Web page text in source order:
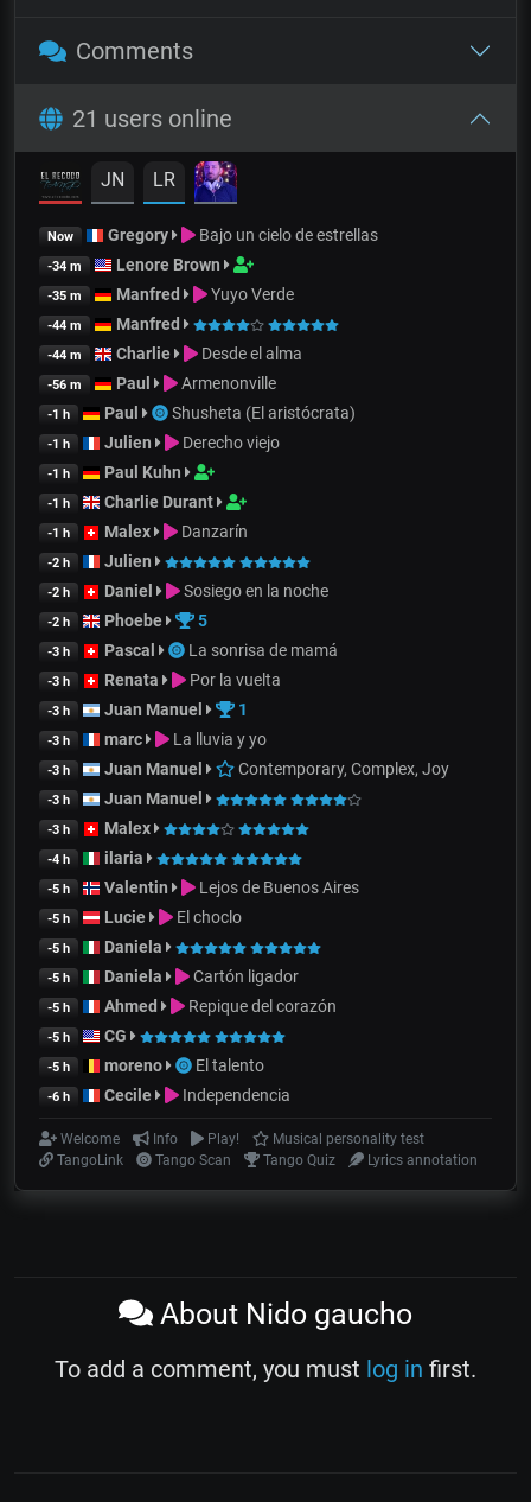
Comments
21 users online
JN LR
Now Gregory Bajo un cielo de estrellas
-34 m Lenore Brown
-35 m Manfred Yuyo Verde
-44 m Manfred
-44 m Charlie Desde el alma
-56 m Paul Armenonville
-1 h Paul Shusheta (El aristócrata)
-1 h Julien Derecho viejo
-1 h Paul Kuhn
-1 h Charlie Durant
-1 h Malex Danzarín
-2 h Julien
-2 h Daniel Sosiego en la noche
-2 h Phoebe 5
-3 h Pascal La sonrisa de mamá
-3 h Renata Por la vuelta
-3 h Juan Manuel 1
-3 h marc La lluvia y yo
-3 h Juan Manuel Contemporary, Complex, Joy
-3 h Juan Manuel
-3 h Malex
-4 h ilaria
-5 h Valentin Lejos de Buenos Aires
-5 h Lucie El choclo
-5 h Daniela
-5 h Daniela Cartón ligador
-5 h Ahmed Repique del corazón
-5 h CG
-5 h moreno El talento
-6 h Cecile Independencia
Welcome Info Play!
Musical personality test
TangoLink
Tango Scan Tango Quiz Lyrics annotation
About Nido gaucho
To add a comment, you must log in first.